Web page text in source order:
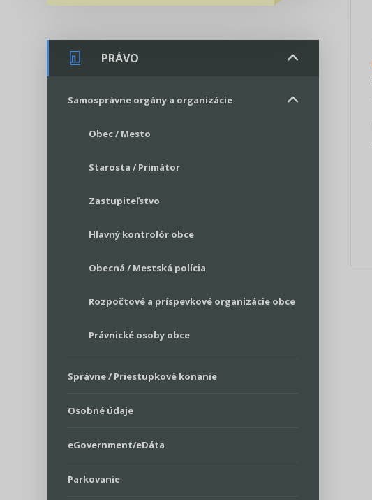
PRÁVO
Samosprávne orgány a organizácie
Obec / Mesto
Starosta / Primátor
Zastupiteľstvo
Hlavný kontrolór obce
Obecná / Mestská polícia
Rozpočtové a príspevkové organizácie obce
Právnické osoby obce
Správne / Priestupkové konanie
Osobné údaje
eGovernment/eDáta
Parkovanie